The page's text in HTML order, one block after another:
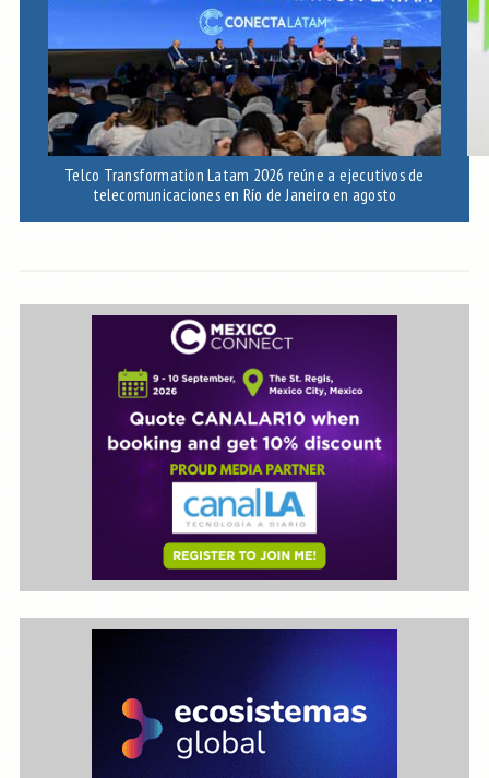
Telco Transformation Latam 2026 reúne a ejecutivos de
telecomunicaciones en Río de Janeiro en agosto